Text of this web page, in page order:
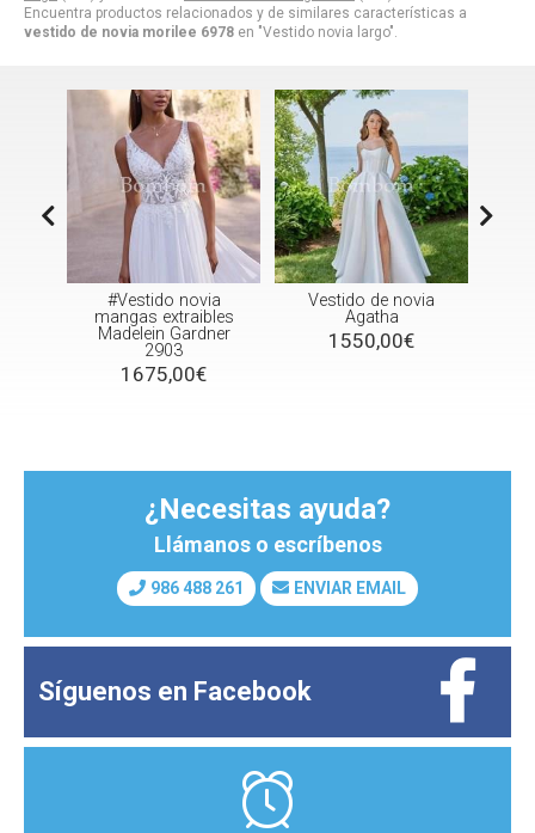
Encuentra productos relacionados y de similares características a
vestido de novia morilee 6978 en "Vestido novia largo".
#Vestido novia
mangas extraibles
Madelein Gardner
2903
1675,00€
Vestido de novia
Agatha
1550,00€
¿Necesitas ayuda?
Llámanos o escríbenos
986 488 261 ENVIAR EMAIL
Síguenos en Facebook